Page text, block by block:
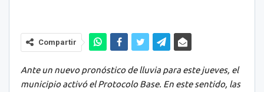
Compartir
Ante un nuevo pronóstico de lluvia para este jueves, el
municipio activó el Protocolo Base. En este sentido, las